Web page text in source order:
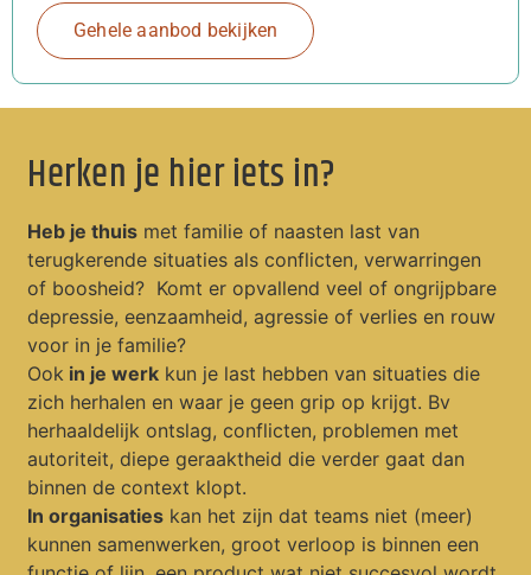
Gehele aanbod bekijken
Herken je hier iets in?
Heb je thuis met familie of naasten last van
terugkerende situaties als conflicten, verwarringen
of boosheid? Komt er opvallend veel of ongrijpbare
depressie, eenzaamheid, agressie of verlies en rouw
voor in je familie?
Ook in je werk kun je last hebben van situaties die
zich herhalen en waar je geen grip op krijgt. Bv
herhaaldelijk ontslag, conflicten, problemen met
autoriteit, diepe geraaktheid die verder gaat dan
binnen de context klopt.
In organisaties kan het zijn dat teams niet (meer)
kunnen samenwerken, groot verloop is binnen een